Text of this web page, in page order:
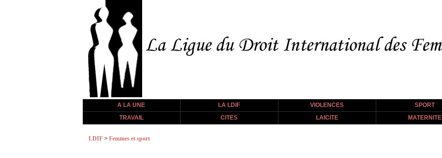
A LA UNE LA LDIF VIOLENCES SPORT
TRAVAIL
CITES LAICITE MATERNITE
LDIF > Femmes et sport